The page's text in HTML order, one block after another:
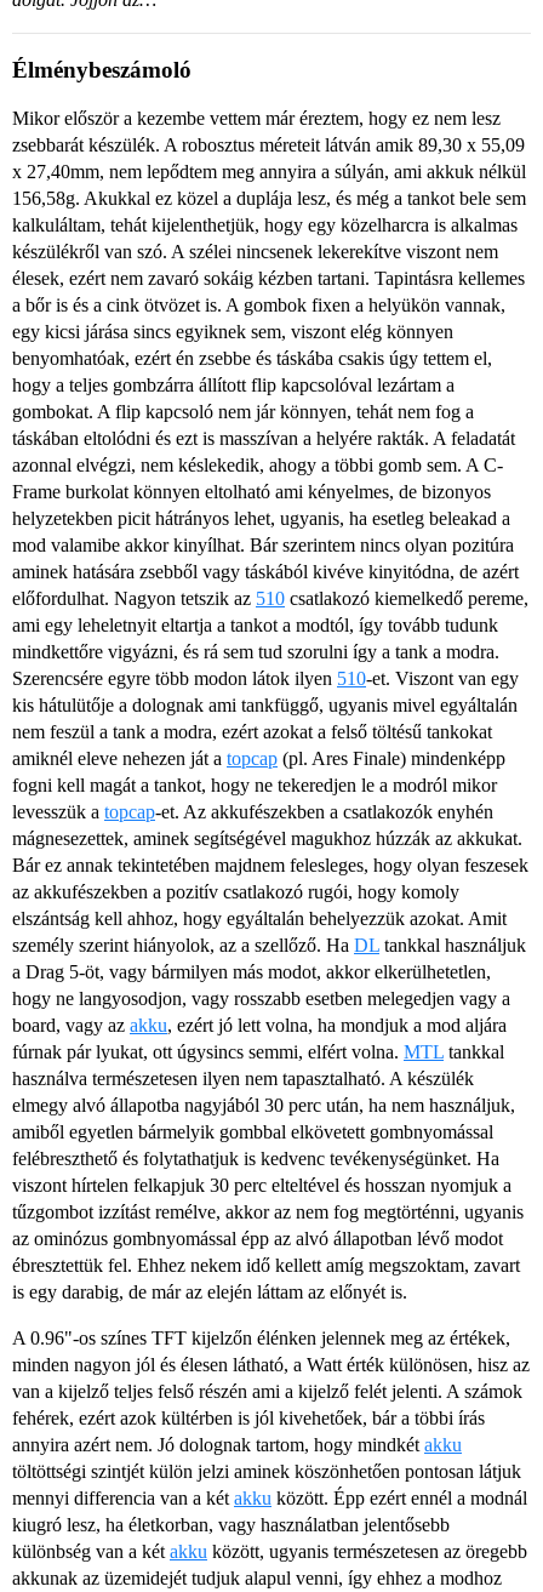
Élménybeszámoló
Mikor először a kezembe vettem már éreztem, hogy ez nem lesz
zsebbarát készülék. A robosztus méreteit látván amik 89,30 x 55,09
x 27,40mm, nem lepődtem meg annyira a súlyán, ami akkuk nélkül
156,58g. Akukkal ez közel a duplája lesz, és még a tankot bele sem
kalkuláltam, tehát kijelenthetjük, hogy egy közelharcra is alkalmas
készülékről van szó. A szélei nincsenek lekerekítve viszont nem
élesek, ezért nem zavaró sokáig kézben tartani. Tapintásra kellemes
a bőr is és a cink ötvözet is. A gombok fixen a helyükön vannak,
egy kicsi járása sincs egyiknek sem, viszont elég könnyen
benyomhatóak, ezért én zsebbe és táskába csakis úgy tettem el,
hogy a teljes gombzárra állított flip kapcsolóval lezártam a
gombokat. A flip kapcsoló nem jár könnyen, tehát nem fog a
táskában eltolódni és ezt is masszívan a helyére rakták. A feladatát
azonnal elvégzi, nem késlekedik, ahogy a többi gomb sem. A C-
Frame burkolat könnyen eltolható ami kényelmes, de bizonyos
helyzetekben picit hátrányos lehet, ugyanis, ha esetleg beleakad a
mod valamibe akkor kinyílhat. Bár szerintem nincs olyan pozitúra
aminek hatására zsebből vagy táskából kivéve kinyitódna, de azért
előfordulhat. Nagyon tetszik az 510 csatlakozó kiemelkedő pereme,
ami egy leheletnyit eltartja a tankot a modtól, így tovább tudunk
mindkettőre vigyázni, és rá sem tud szorulni így a tank a modra.
Szerencsére egyre több modon látok ilyen 510-et. Viszont van egy
kis hátulütője a dolognak ami tankfüggő, ugyanis mivel egyáltalán
nem feszül a tank a modra, ezért azokat a felső töltésű tankokat
amiknél eleve nehezen ját a topcap (pl. Ares Finale) mindenképp
fogni kell magát a tankot, hogy ne tekeredjen le a modról mikor
levesszük a topcap-et. Az akkufészekben a csatlakozók enyhén
mágnesezettek, aminek segítségével magukhoz húzzák az akkukat.
Bár ez annak tekintetében majdnem felesleges, hogy olyan feszesek
az akkufészekben a pozitív csatlakozó rugói, hogy komoly
elszántság kell ahhoz, hogy egyáltalán behelyezzük azokat. Amit
személy szerint hiányolok, az a szellőző. Ha DL tankkal használjuk
a Drag 5-öt, vagy bármilyen más modot, akkor elkerülhetetlen,
hogy ne langyosodjon, vagy rosszabb esetben melegedjen vagy a
board, vagy az akku, ezért jó lett volna, ha mondjuk a mod aljára
fúrnak pár lyukat, ott úgysincs semmi, elfért volna. MTL tankkal
használva természetesen ilyen nem tapasztalható. A készülék
elmegy alvó állapotba nagyjából 30 perc után, ha nem használjuk,
amiből egyetlen bármelyik gombbal elkövetett gombnyomással
felébreszthető és folytathatjuk is kedvenc tevékenységünket. Ha
viszont hírtelen felkapjuk 30 perc elteltével és hosszan nyomjuk a
tűzgombot izzítást remélve, akkor az nem fog megtörténni, ugyanis
az ominózus gombnyomással épp az alvó állapotban lévő modot
ébresztettük fel. Ehhez nekem idő kellett amíg megszoktam, zavart
is egy darabig, de már az elején láttam az előnyét is.
A 0.96"-os színes TFT kijelzőn élénken jelennek meg az értékek,
minden nagyon jól és élesen látható, a Watt érték különösen, hisz az
van a kijelző teljes felső részén ami a kijelző felét jelenti. A számok
fehérek, ezért azok kültérben is jól kivehetőek, bár a többi írás
annyira azért nem. Jó dolognak tartom, hogy mindkét akku
töltöttségi szintjét külön jelzi aminek köszönhetően pontosan látjuk
mennyi differencia van a két akku között. Épp ezért ennél a modnál
kiugró lesz, ha életkorban, vagy használatban jelentősebb
különbség van a két akku között, ugyanis természetesen az öregebb
akkunak az üzemidejét tudjuk alapul venni, így ehhez a modhoz